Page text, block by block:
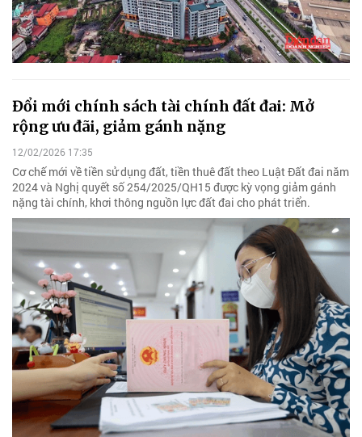
Đổi mới chính sách tài chính đất đai: Mở
rộng ưu đãi, giảm gánh nặng
12/02/2026 17:35
Cơ chế mới về tiền sử dụng đất, tiền thuê đất theo Luật Đất đai năm
2024 và Nghị quyết số 254/2025/QH15 được kỳ vọng giảm gánh
nặng tài chính, khơi thông nguồn lực đất đai cho phát triển.